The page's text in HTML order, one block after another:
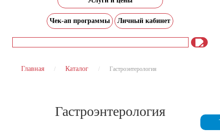
Чек-ап программы Личный кабинет
Главная Каталог Гастроэнтерология
Гастроэнтерология